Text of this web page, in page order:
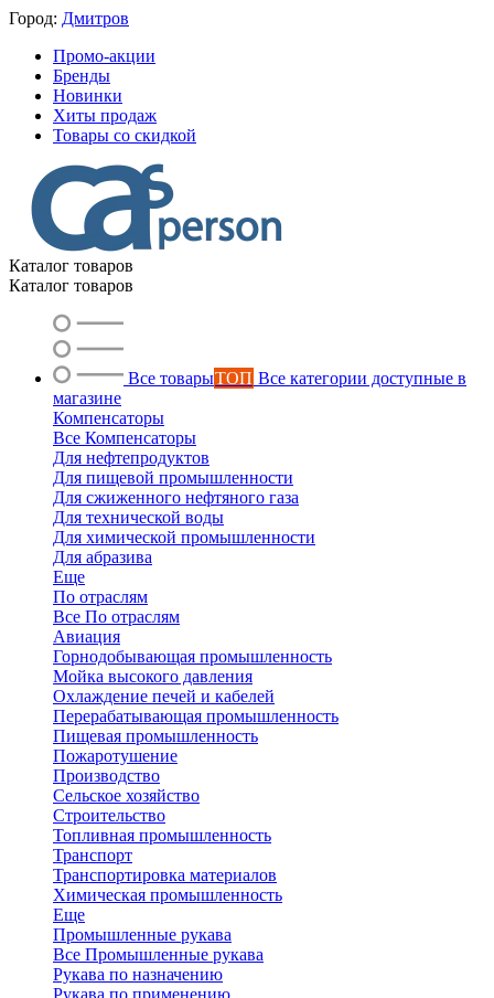
Город: Дмитров
Промо-акции
Бренды
Новинки
Хиты продаж
Товары со скидкой
Каталог товаров
Каталог товаров
Все товарыТОП Все категории доступные в
магазине
Компенсаторы
Все Компенсаторы
Для нефтепродуктов
Для пищевой промышленности
Для сжиженного нефтяного газа
Для технической воды
Для химической промышленности
Для абразива
Еще
По отраслям
Все По отраслям
Авиация
Горнодобывающая промышленность
Мойка высокого давления
Охлаждение печей и кабелей
Перерабатывающая промышленность
Пищевая промышленность
Пожаротушение
Производство
Сельское хозяйство
Строительство
Топливная промышленность
Транспорт
Транспортировка материалов
Химическая промышленность
Еще
Промышленные рукава
Все Промышленные рукава
Рукава по назначению
Рукава по применению